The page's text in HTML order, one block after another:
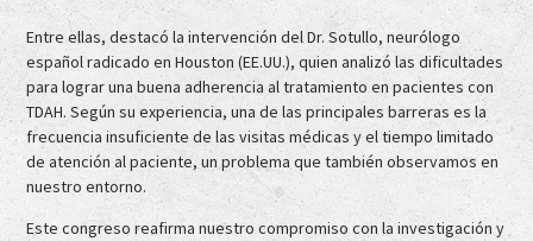
Entre ellas, destacó la intervención del Dr. Sotullo, neurólogo
español radicado en Houston (EE.UU.), quien analizó las dificultades
para lograr una buena adherencia al tratamiento en pacientes con
TDAH. Según su experiencia, una de las principales barreras es la
frecuencia insuficiente de las visitas médicas y el tiempo limitado
de atención al paciente, un problema que también observamos en
nuestro entorno.
Este congreso reafirma nuestro compromiso con la investigación y